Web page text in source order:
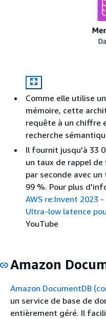
Comme elle utilise
mémoire, cette
requête à un chiffre
recherche
Il fournit jusqu'à 33
un taux de rappel
par seconde avec
99 %. Pour plus
AWS re:Invent 2023
Ultra-low latence
YouTube
Amazon
Amazon DocumentDB
un service de base de
entièrement géré. Il